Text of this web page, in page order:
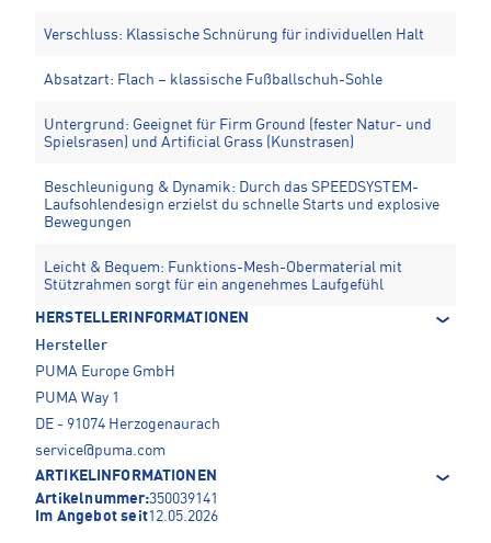
Verschluss: Klassische Schnürung für individuellen Halt
Absatzart: Flach – klassische Fußballschuh-Sohle
Untergrund: Geeignet für Firm Ground (fester Natur- und
Spielsrasen) und Artificial Grass (Kunstrasen)
Beschleunigung & Dynamik: Durch das SPEEDSYSTEM-
Laufsohlendesign erzielst du schnelle Starts und explosive
Bewegungen
Leicht & Bequem: Funktions-Mesh-Obermaterial mit
Stützrahmen sorgt für ein angenehmes Laufgefühl
HERSTELLERINFORMATIONEN
Hersteller
PUMA Europe GmbH
PUMA Way 1
DE - 91074 Herzogenaurach
service@puma.com
ARTIKELINFORMATIONEN
Artikelnummer:350039141
Im Angebot seit12.05.2026